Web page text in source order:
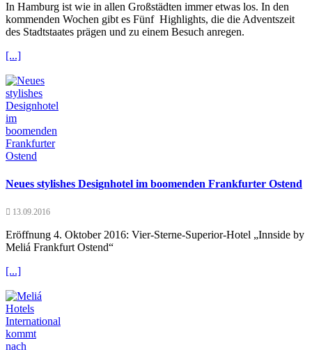
In Hamburg ist wie in allen Großstädten immer etwas los. In den
kommenden Wochen gibt es Fünf Highlights, die die Adventszeit
des Stadtstaates prägen und zu einem Besuch anregen.
[...]
Neues stylishes Designhotel im boomenden Frankfurter Ostend
13.09.2016
Eröffnung 4. Oktober 2016: Vier-Sterne-Superior-Hotel „Innside by
Meliá Frankfurt Ostend“
[...]